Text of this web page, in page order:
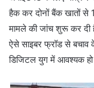
हैक कर दोनों बैंक खातों
मामले की जांच शुरू कर दी
ऐसे साइबर फ्रॉड से
डिजिटल युग में आवश्यक हो